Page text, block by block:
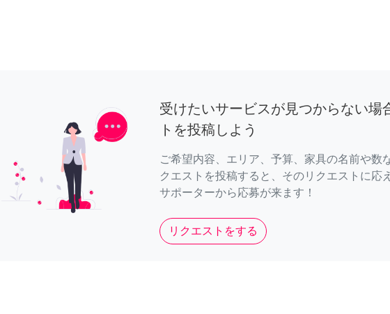
受けたいサービスが見つからない場
トを投稿しよう
ご希望内容、エリア、予算、家具の名前や数
クエストを投稿すると、そのリクエストに応
サポーターから応募が来ます！
リクエストをする